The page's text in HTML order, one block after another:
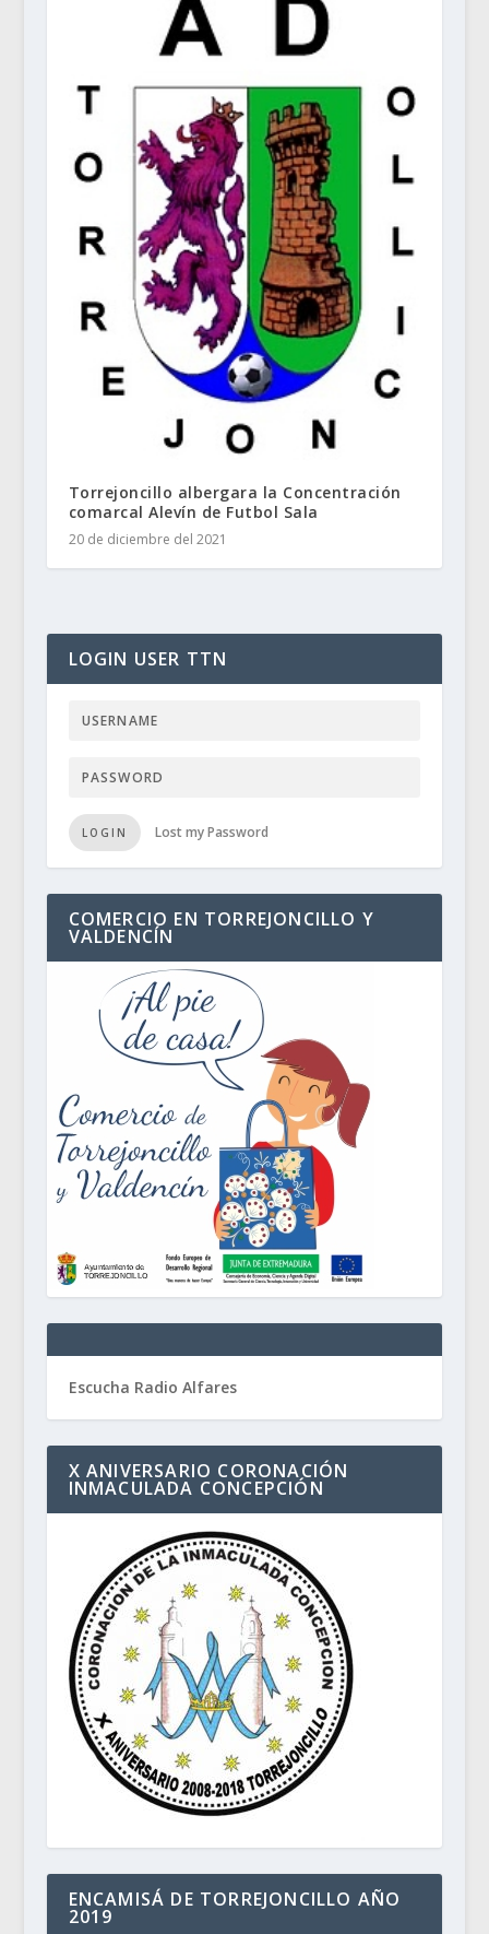
Torrejoncillo albergara la Concentración
comarcal Alevín de Futbol Sala
20 de diciembre del 2021
LOGIN USER TTN
LOGIN Lost my Password
COMERCIO EN TORREJONCILLO Y
VALDENCÍN
Escucha Radio Alfares
X ANIVERSARIO CORONACIÓN
INMACULADA CONCEPCIÓN
ENCAMISÁ DE TORREJONCILLO AÑO
2019